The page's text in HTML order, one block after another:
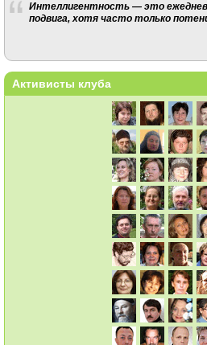
Интеллигентность — это
подвига, хотя часто только
Активисты клуба